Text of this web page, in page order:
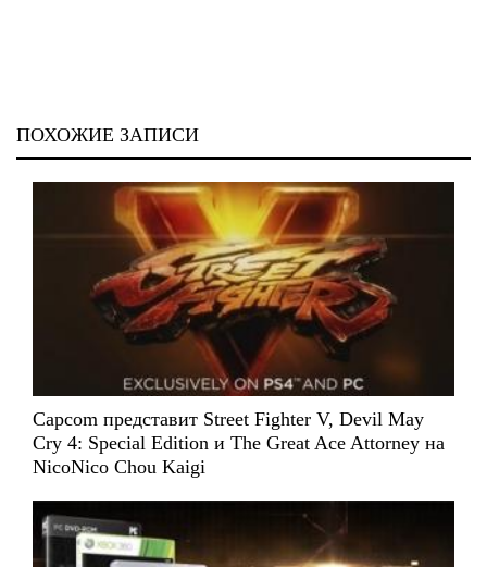
ПОХОЖИЕ ЗАПИСИ
Capcom представит Street Fighter V, Devil May
Cry 4: Special Edition и The Great Ace Attorney на
NicoNico Chou Kaigi